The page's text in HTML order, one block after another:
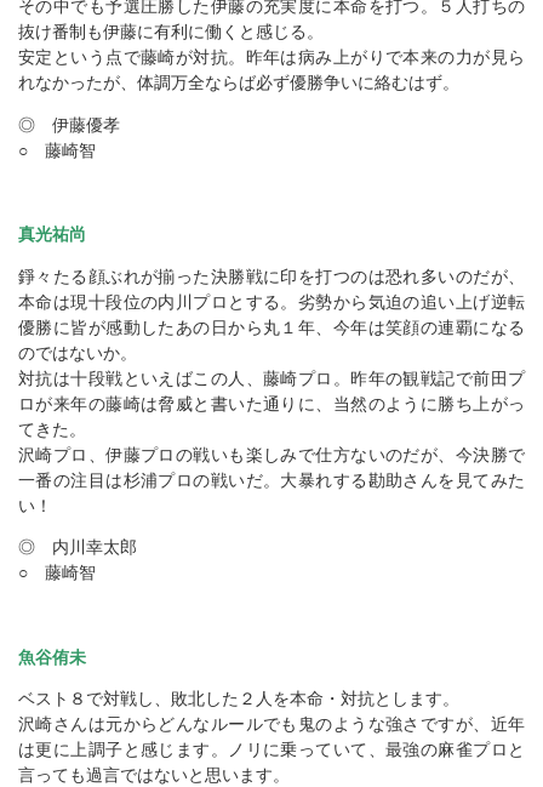
その中でも予選圧勝した伊藤の充実度に本命を打つ。５人打ちの
抜け番制も伊藤に有利に働くと感じる。
安定という点で藤崎が対抗。昨年は病み上がりで本来の力が見ら
れなかったが、体調万全ならば必ず優勝争いに絡むはず。
◎ 伊藤優孝
○ 藤崎智
真光祐尚
錚々たる顔ぶれが揃った決勝戦に印を打つのは恐れ多いのだが、
本命は現十段位の内川プロとする。劣勢から気迫の追い上げ逆転
優勝に皆が感動したあの日から丸１年、今年は笑顔の連覇になる
のではないか。
対抗は十段戦といえばこの人、藤崎プロ。昨年の観戦記で前田プ
ロが来年の藤崎は脅威と書いた通りに、当然のように勝ち上がっ
てきた。
沢崎プロ、伊藤プロの戦いも楽しみで仕方ないのだが、今決勝で
一番の注目は杉浦プロの戦いだ。大暴れする勘助さんを見てみた
い！
◎ 内川幸太郎
○ 藤崎智
魚谷侑未
ベスト８で対戦し、敗北した２人を本命・対抗とします。
沢崎さんは元からどんなルールでも鬼のような強さですが、近年
は更に上調子と感じます。ノリに乗っていて、最強の麻雀プロと
言っても過言ではないと思います。